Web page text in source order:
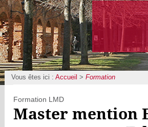
Vous êtes ici :Accueil >Formation
Formation LMD
Master mention